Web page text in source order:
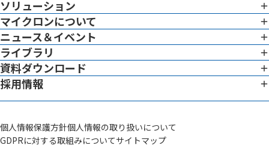
ソリューション
イメージング
専門性
グローバル対応
イメージングサービス概要
システム
治験薬GMP構築支援
セラノスティクス
マイクロンについて
企業憲章
トップメッセージ
リーダーシップチーム
サイエンティフィック アドバイザー
会社概要
ニュース＆イベント
ニュース ＆ イベント一覧
ライブラリ
ホワイトペーパー
ブログ
その他
資料ダウンロード
資料ダウンロード一覧
採用情報
データでわかる働く環境
社員インタビュー
研修制度
個人情報保護方針個人情報の取り扱いについて
GDPRに対する取組みについてサイトマップ